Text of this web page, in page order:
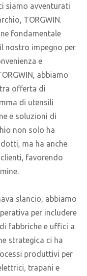
siamo avventurati
TORGWIN.
fondamentale
nostro impegno per
e
abbiamo
offerta di
di utensili
e soluzioni di
non solo ha
ma ha anche
favorendo
slancio, abbiamo
per includere
fabbriche e uffici a
strategica ci ha
produttivi per
trapani e